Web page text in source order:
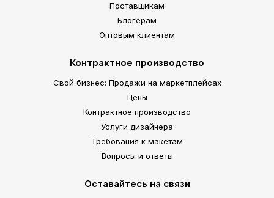
Поставщикам
Блогерам
Оптовым клиентам
Контрактное производство
Свой бизнес: Продажи на маркетплейсах
Цены
Контрактное производство
Услуги дизайнера
Требования к макетам
Вопросы и ответы
Оставайтесь на связи